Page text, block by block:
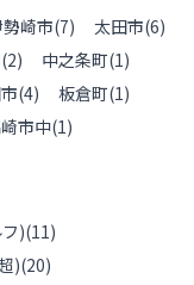
崎市(7) 太田市(6)
(2) 中之条町(1)
(4) 板倉町(1)
市中(1)
)(11)
)(20)